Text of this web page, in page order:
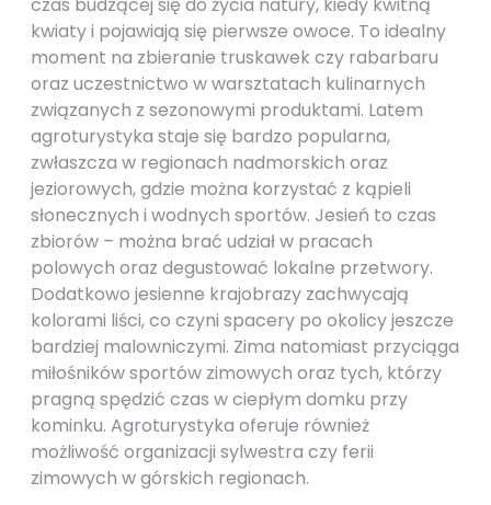
kwiaty i pojawiają się pierwsze owoce. To idealny
moment na zbieranie truskawek czy rabarbaru
oraz uczestnictwo w warsztatach kulinarnych
związanych z sezonowymi produktami. Latem
agroturystyka staje się bardzo popularna,
zwłaszcza w regionach nadmorskich oraz
jeziorowych, gdzie można korzystać z kąpieli
słonecznych i wodnych sportów. Jesień to czas
zbiorów – można brać udział w pracach
polowych oraz degustować lokalne przetwory.
Dodatkowo jesienne krajobrazy zachwycają
kolorami liści, co czyni spacery po okolicy jeszcze
bardziej malowniczymi. Zima natomiast przyciąga
miłośników sportów zimowych oraz tych, którzy
pragną spędzić czas w ciepłym domku przy
kominku. Agroturystyka oferuje również
możliwość organizacji sylwestra czy ferii
zimowych w górskich regionach.